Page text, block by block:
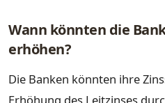
Wann könnten die
erhöhen?
Die Banken könnten ihre